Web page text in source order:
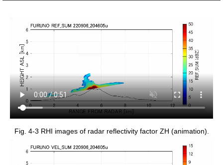
Fig. 4-3 RHI images of radar reflectivity factor ZH (animation).